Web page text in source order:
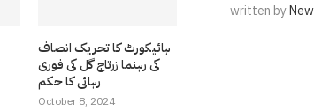
written by
ہائیکورٹ کا تحریک انصاف
کی رہنما زرتاج گل کی فوری
رہائی کا حکم
October 8, 2024